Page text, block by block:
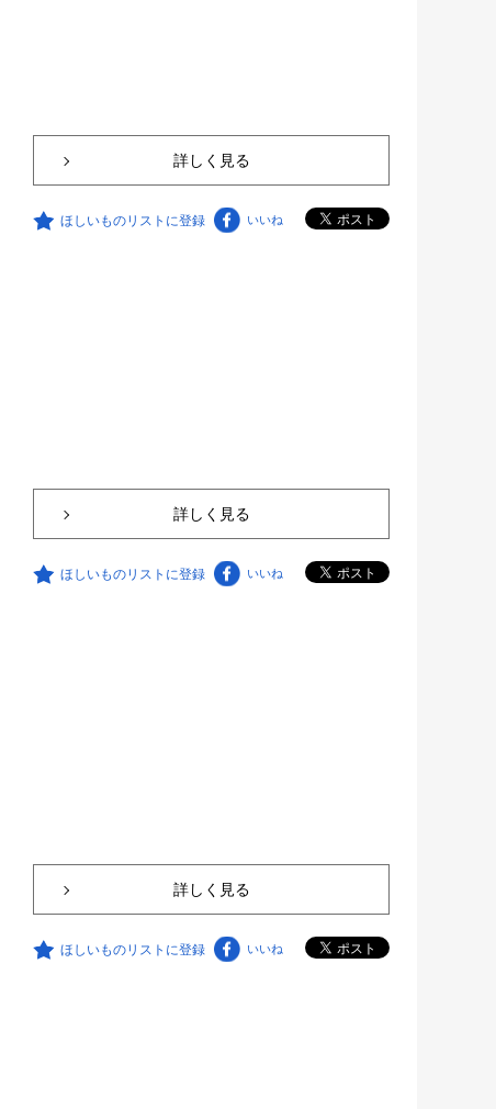
詳しく見る
ほしいものリストに登録 いいね
詳しく見る
ほしいものリストに登録 いいね
詳しく見る
ほしいものリストに登録 いいね